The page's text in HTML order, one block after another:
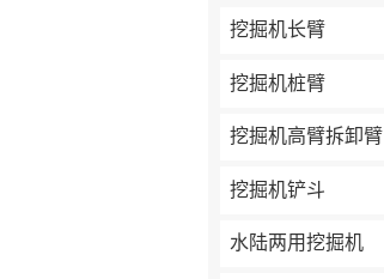
挖掘机长臂
挖掘机桩臂
挖掘机高臂拆卸臂
挖掘机铲斗
水陆两用挖掘机